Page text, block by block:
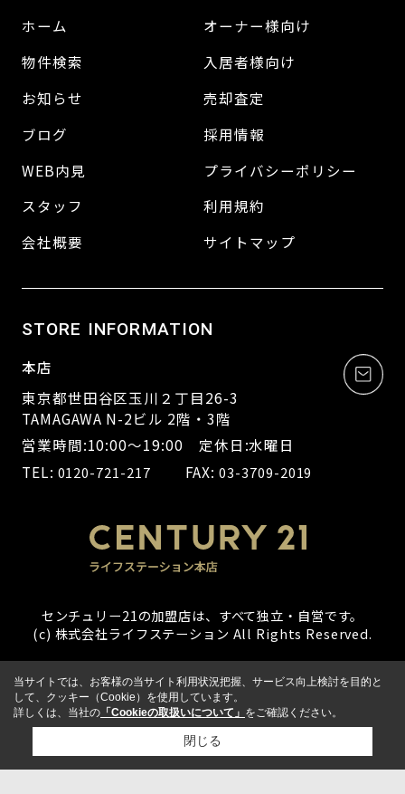
ホーム
物件検索
お知らせ
ブログ
WEB内見
スタッフ
会社概要
オーナー様向け
入居者様向け
売却査定
採用情報
プライバシーポリシー
利用規約
サイトマップ
STORE INFORMATION
本店
東京都世田谷区玉川２丁目26-3
TAMAGAWA N-2ビル 2階・3階
営業時間:10:00～19:00 定休日:水曜日
TEL: 0120-721-217 FAX:03-3709-2019
センチュリー21の加盟店は、すべて独立・自営です。
(c) 株式会社ライフステーション All Rights Reserved.
当サイトでは、お客様の当サイト利用状況把握、サービス向上検討を目的と
して、クッキー（Cookie）を使用しています。
詳しくは、当社の 「Cookieの取扱いについて」 をご確認ください。
閉じる